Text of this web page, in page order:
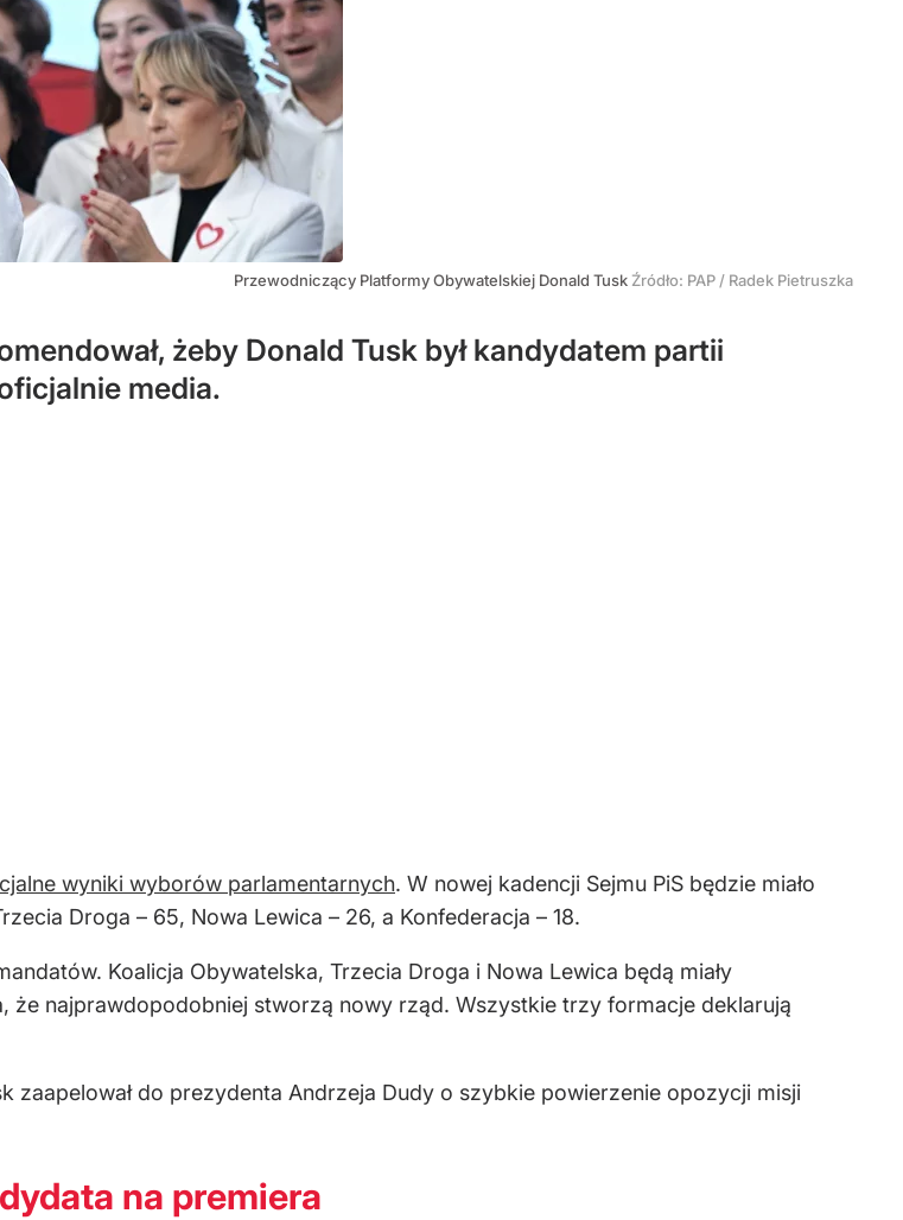
Przewodniczący Platformy Obywatelskiej Donald Tusk Źródło: PAP / Radek Pietruszka
żeby Donald Tusk był kandydatem partii
media.
wyniki wyborów parlamentarnych. W nowej kadencji Sejmu PiS będzie miało
Droga – 65, Nowa Lewica – 26, a Konfederacja – 18.
Koalicja Obywatelska, Trzecia Droga i Nowa Lewica będą miały
że najprawdopodobniej stworzą nowy rząd. Wszystkie trzy formacje deklarują
zaapelował do prezydenta Andrzeja Dudy o szybkie powierzenie opozycji misji
na premiera